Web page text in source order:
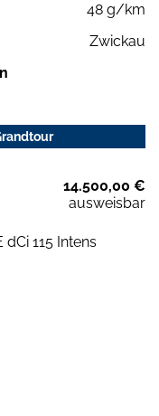
48 g/km
Zwickau
14.500,00 €
ausweisbar